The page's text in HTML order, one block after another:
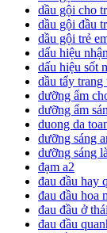
dầu gội cho
dầu gội đầu
dầu gội trẻ
dấu hiệu
dấu hiệu sốt
dầu tẩy trang
dưỡng ẩm
dưỡng ẩm
duong da
dưỡng sáng
dưỡng sáng
đạm a2
đau đầu hay
đau đầu hoa
đau đầu ở
đau đầu